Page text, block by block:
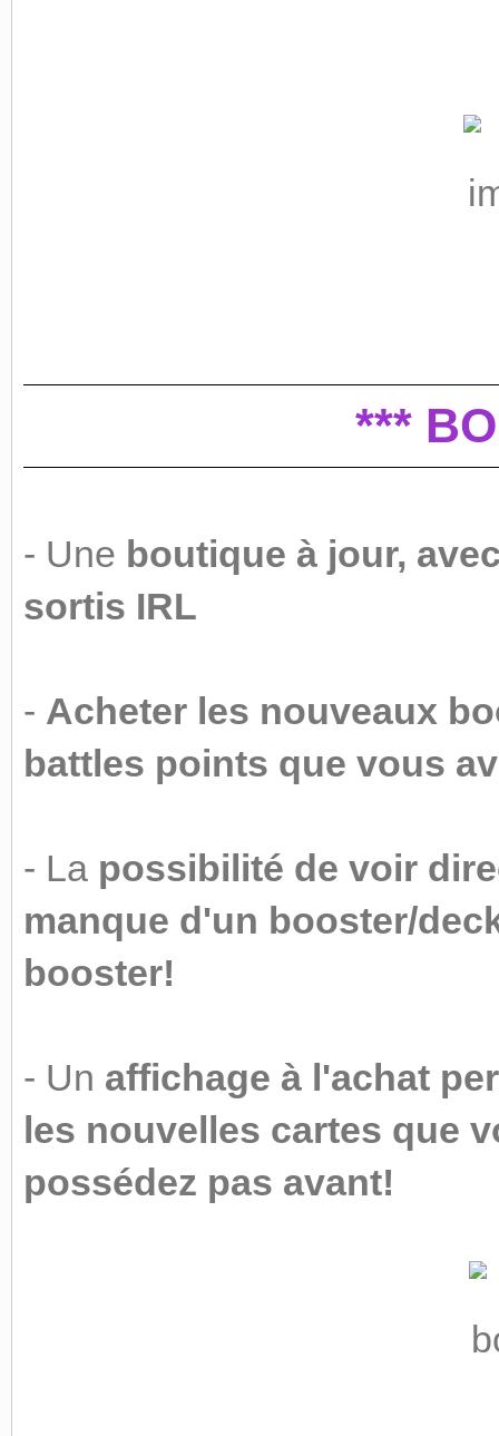
***
- Une boutique à jour,
sortis IRL
- Acheter les nouveaux
battles points que vous
- La possibilité de voir
manque d'un booster/
booster!
- Un affichage à l'achat
les nouvelles cartes que
possédez pas avant!